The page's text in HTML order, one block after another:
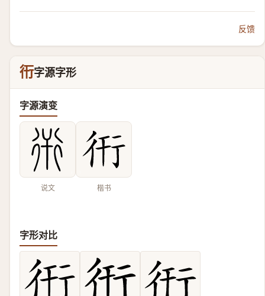
反馈
衎字源字形
字源演变
说文 楷书
字形对比